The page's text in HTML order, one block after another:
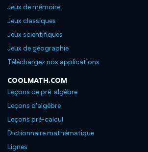
Jeux de mémoire
Jeux classiques
Jeux scientifiques
Jeux de géographie
Téléchargez nos applications
COOLMATH.COM
Leçons de pré-algèbre
Leçons d'algèbre
Leçons pré-calcul
Dictionnaire mathématique
Lignes